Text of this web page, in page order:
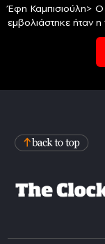
Έφη Καμπισιούλη>
εμβολιάστηκε ήταν